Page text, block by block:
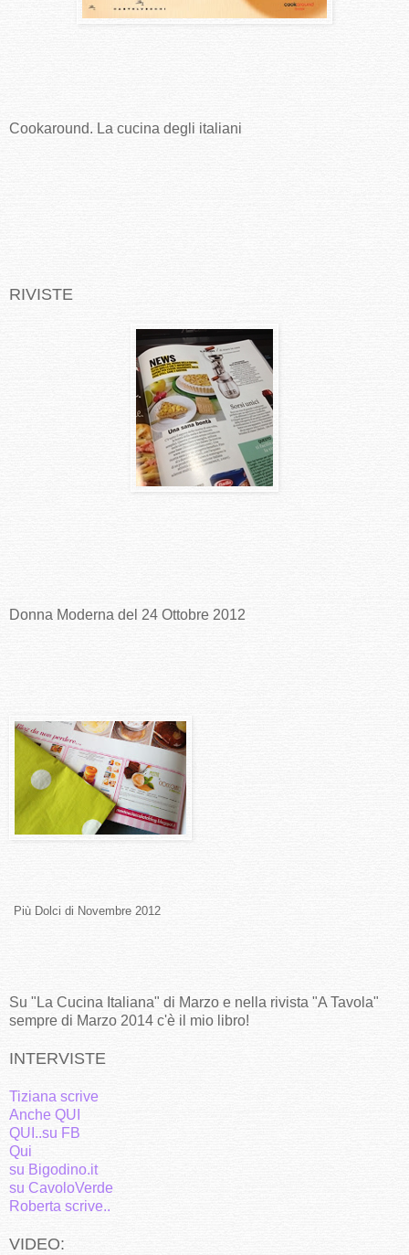
Cookaround. La cucina degli italiani
RIVISTE
Donna Moderna del 24 Ottobre 2012
Più Dolci di Novembre 2012
Su "La Cucina Italiana" di Marzo e nella rivista "A Tavola"
sempre di Marzo 2014 c'è il mio libro!
INTERVISTE
Tiziana scrive
Anche QUI
QUI..su FB
Qui
su Bigodino.it
su CavoloVerde
Roberta scrive..
VIDEO: